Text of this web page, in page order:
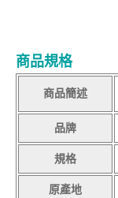
商品規格
商品簡述
品牌
規格
原產地